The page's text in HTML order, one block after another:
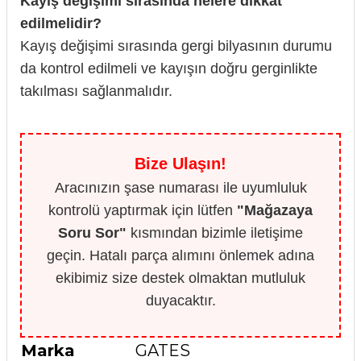
edilmelidir?
Kayış değişimi sırasında gergi bilyasının durumu
da kontrol edilmeli ve kayışın doğru gerginlikte
takılması sağlanmalıdır.
Bize Ulaşın!
Aracınızın şase numarası ile uyumluluk
kontrolü yaptırmak için lütfen "Mağazaya
Soru Sor" kısmından bizimle iletişime
geçin. Hatalı parça alımını önlemek adına
ekibimiz size destek olmaktan mutluluk
duyacaktır.
Marka GATES